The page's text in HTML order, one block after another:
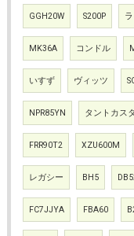
GGH20W S200P
MK36A コンドル
いすず ヴィッツ
NPR85YN タントカス
FRR90T2 XZU600M
レガシー BH5
FC7JJYA FBA60